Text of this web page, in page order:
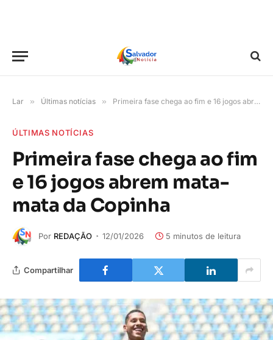
Lar » Últimas notícias » Primeira fase chega ao fim e 16 jogos abrem mata-mata da Copinha
ÚLTIMAS NOTÍCIAS
Primeira fase chega ao fim
e 16 jogos abrem mata-
mata da Copinha
Por REDAÇÃO 12/01/2026 5 minutos de leitura
Compartilhar